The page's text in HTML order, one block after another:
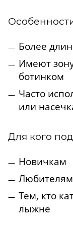
Более
Имеют
ботинком
Часто
или
Для кого
Новичкам
Любителям
Тем, кто
лыжне